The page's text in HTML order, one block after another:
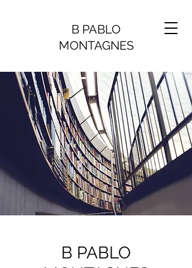
B PABLO
MONTAGNES
B PABLO